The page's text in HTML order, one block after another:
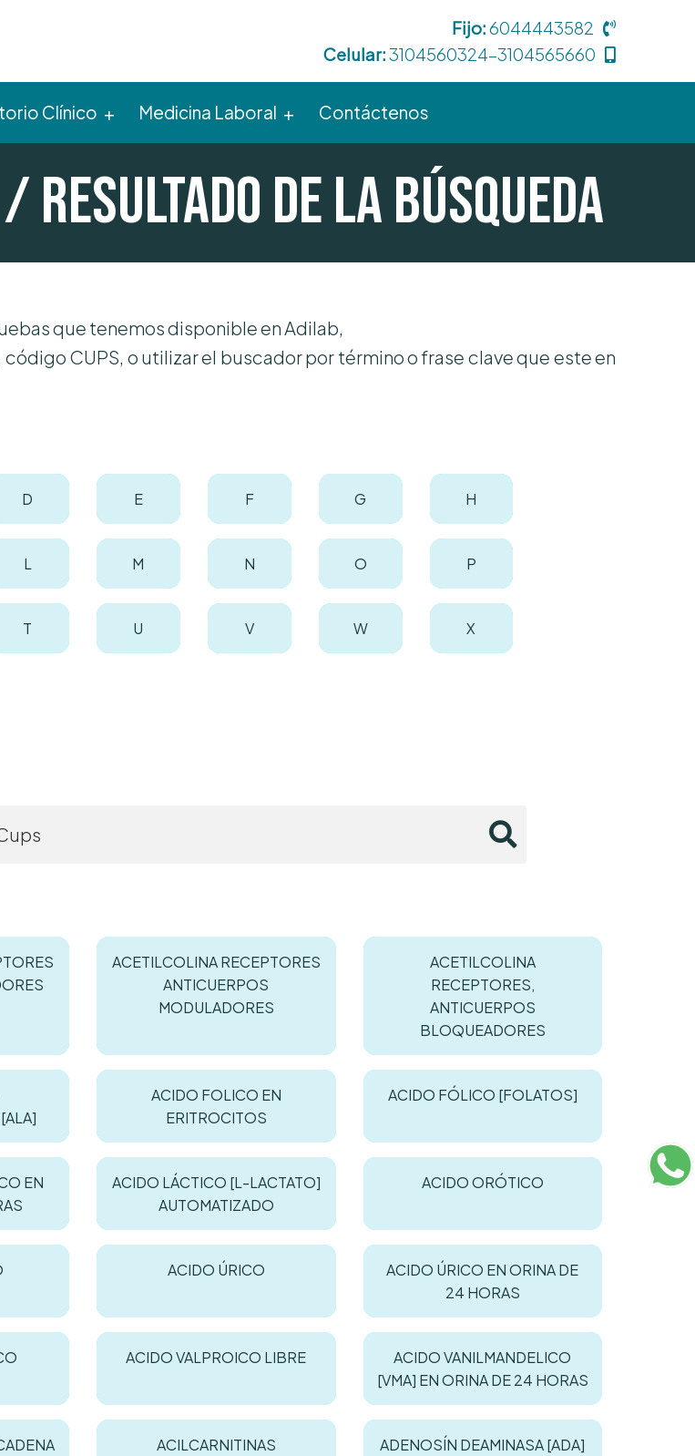
Fijo:6044443582
Celular:3104560324-3104565660
Clínico Medicina Laboral Contáctenos
de la búsqueda
que tenemos disponible en Adilab,
CUPS, o utilizar el buscador por término o frase clave que este en
D E F G H
L M N O P
T U V W X
ACETILCOLINA RECEPTORES
ANTICUERPOS
MODULADORES
ACETILCOLINA
RECEPTORES,
ANTICUERPOS
BLOQUEADORES
ACIDO FOLICO EN
ERITROCITOS
ACIDO FÓLICO [FOLATOS]
EN
ACIDO LÁCTICO [L-LACTATO]
AUTOMATIZADO
ACIDO ORÓTICO
ACIDO ÚRICO
ACIDO ÚRICO EN ORINA DE
24 HORAS
ACIDO VALPROICO LIBRE
ACIDO VANILMANDELICO
[VMA] EN ORINA DE 24 HORAS
ACILCARNITINAS
ADENOSÍN DEAMINASA [ADA]